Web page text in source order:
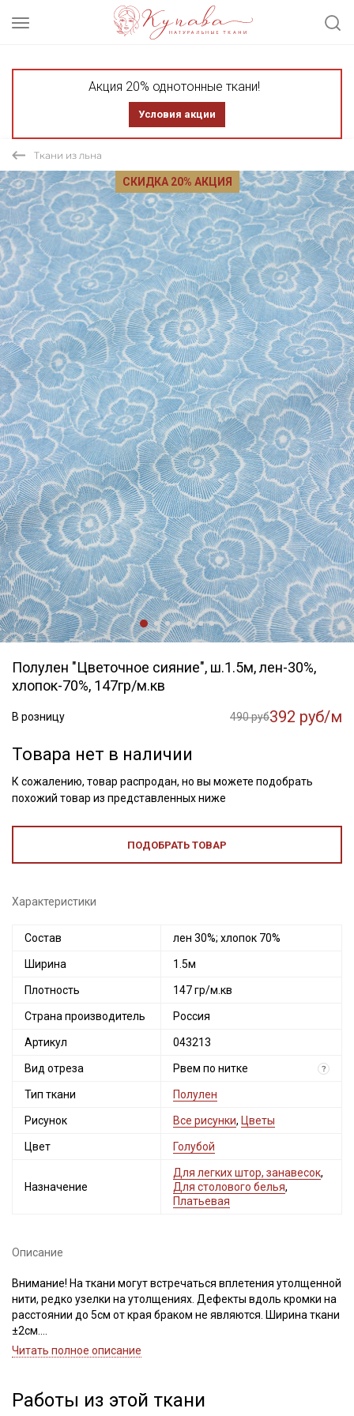
Акция 20% однотонные ткани!
Условия акции
Ткани из льна
СКИДКА 20% АКЦИЯ
Полулен "Цветочное сияние", ш.1.5м, лен-30%,
хлопок-70%, 147гр/м.кв
В розницу 490 руб392 руб/м
Товара нет в наличии
К сожалению, товар распродан, но вы можете подобрать
похожий товар из представленных ниже
ПОДОБРАТЬ ТОВАР
Характеристики
Состав лен 30%; хлопок 70%
Ширина 1.5м
Плотность 147 гр/м.кв
Страна производитель Россия
Артикул 043213
Вид отреза Рвем по нитке ?
Тип ткани Полулен
Рисунок Все рисунки, Цветы
Цвет Голубой
Назначение
Для легких штор, занавесок,
Для столового белья,
Платьевая
Описание
Внимание! На ткани могут встречаться вплетения утолщенной
нити, редко узелки на утолщениях. Дефекты вдоль кромки на
расстоянии до 5см от края браком не являются. Ширина ткани
±2см.
При продаже отрез рвем по нитке, рисунок нанесен не по
чтобы нити распрямились и диагональный перекос
исправился. Просим учитывать это при заказе.
Читать полное описание
Работы из этой ткани